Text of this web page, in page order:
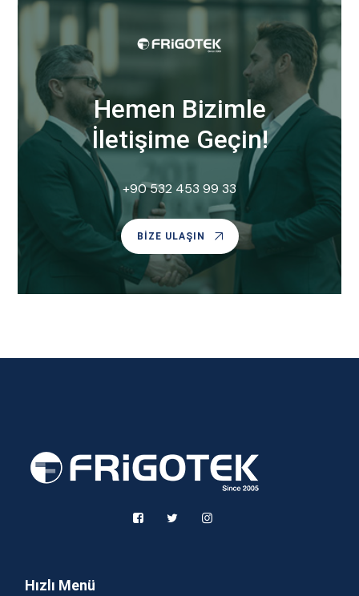
Hemen Bizimle
İletişime Geçin!
+90 532 453 99 33
BIZE ULAŞIN
Hızlı Menü